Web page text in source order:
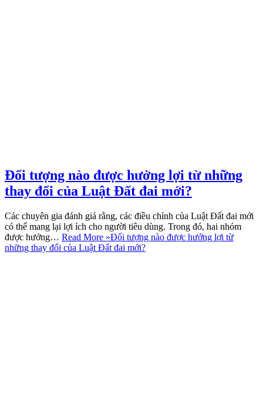
Đối tượng nào được hưởng lợi từ những
thay đổi của Luật Đất đai mới?
Các chuyên gia đánh giá rằng, các điều chỉnh của Luật Đất đai mới
có thể mang lại lợi ích cho người tiêu dùng. Trong đó, hai nhóm
được hưởng… Read More »Đối tượng nào được hưởng lợi từ
những thay đổi của Luật Đất đai mới?